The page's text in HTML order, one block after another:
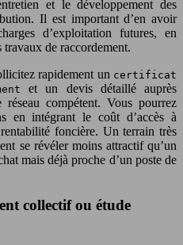
et le développement des
Il est important d’en avoir
d’exploitation futures, en
de raccordement.
rapidement un certificat
et un devis détaillé auprès
compétent. Vous pourrez
en intégrant le coût d’accès à
foncière. Un terrain très
se révéler moins attractif qu’un
mais déjà proche d’un poste de
collectif ou étude